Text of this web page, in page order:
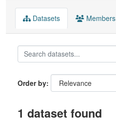
Datasets Members
Order by
1 dataset found